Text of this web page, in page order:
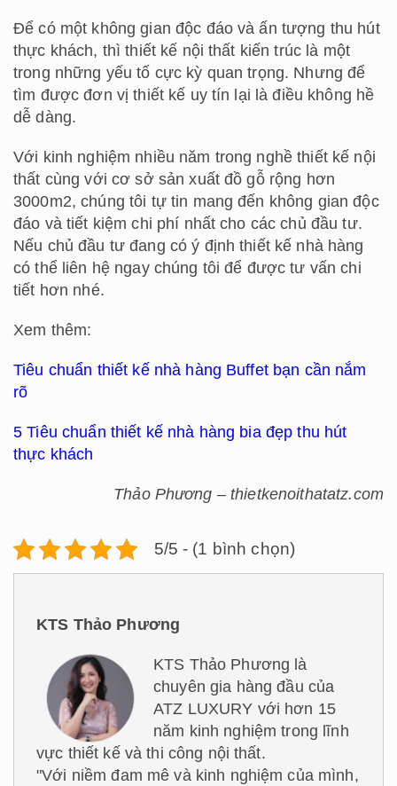
Để có một không gian độc đáo và ấn tượng thu hút
thực khách, thì thiết kế nội thất kiến trúc là một
trong những yếu tố cực kỳ quan trọng. Nhưng để
tìm được đơn vị thiết kế uy tín lại là điều không hề
dễ dàng.
Với kinh nghiệm nhiều năm trong nghề thiết kế nội
thất cùng với cơ sở sản xuất đồ gỗ rộng hơn
3000m2, chúng tôi tự tin mang đến không gian độc
đáo và tiết kiệm chi phí nhất cho các chủ đầu tư.
Nếu chủ đầu tư đang có ý định thiết kế nhà hàng
có thể liên hệ ngay chúng tôi để được tư vấn chi
tiết hơn nhé.
Xem thêm:
Tiêu chuẩn thiết kế nhà hàng Buffet bạn cần nắm
rõ
5 Tiêu chuẩn thiết kế nhà hàng bia đẹp thu hút
thực khách
Thảo Phương – thietkenoithatatz.com
5/5 - (1 bình chọn)
KTS Thảo Phương
KTS Thảo Phương là
chuyên gia hàng đầu của
ATZ LUXURY với hơn 15
năm kinh nghiệm trong lĩnh
vực thiết kế và thi công nội thất.
"Với niềm đam mê và kinh nghiệm của mình,